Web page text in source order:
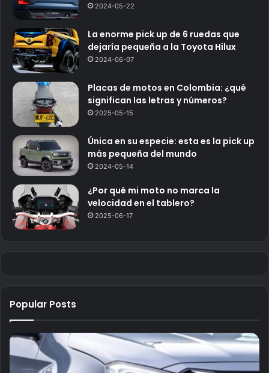
2024-05-22
La enorme pick up de 6 ruedas que
dejaría pequeña a la Toyota Hilux
2024-06-07
Placas de motos en Colombia: ¿qué
significan las letras y números?
2025-05-15
Única en su especie: esta es la pick up
más pequeña del mundo
2024-05-14
¿Por qué mi moto no marca la
velocidad en el tablero?
2025-06-17
Popular Posts